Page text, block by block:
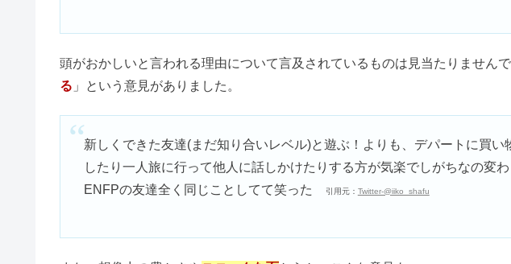
ESFPはモテる！女性の恋愛傾向＆相性がいいのはINFP？